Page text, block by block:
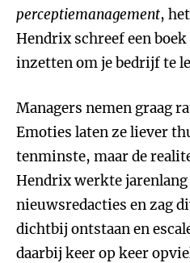
perceptiemanagement,
Hendrix schreef een
inzetten om je bedrijf te
Managers nemen graag
Emoties laten ze liever
tenminste, maar de
Hendrix werkte
nieuwsredacties en zag
dichtbij ontstaan en
daarbij keer op keer